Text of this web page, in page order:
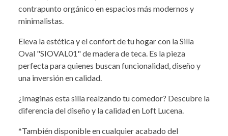
contrapunto orgánico en espacios más modernos y
minimalistas.
Eleva la estética y el confort de tu hogar con la Silla
Oval "SIOVAL01" de madera de teca. Es la pieza
perfecta para quienes buscan funcionalidad, diseño y
una inversión en calidad.
¿Imaginas esta silla realzando tu comedor? Descubre la
diferencia del diseño y la calidad en Loft Lucena.
*También disponible en cualquier acabado del